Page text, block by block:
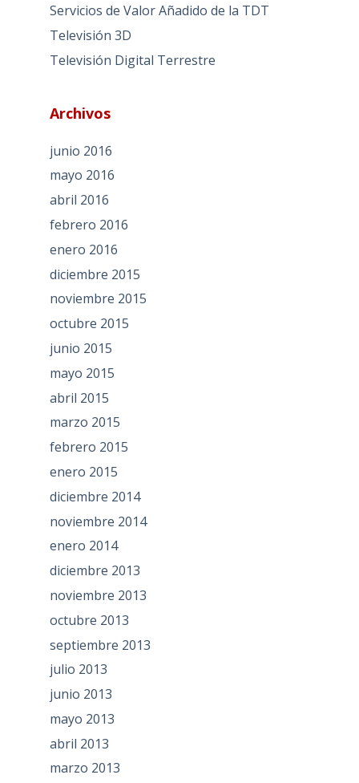
Servicios de Valor Añadido de la TDT
Televisión 3D
Televisión Digital Terrestre
Archivos
junio 2016
mayo 2016
abril 2016
febrero 2016
enero 2016
diciembre 2015
noviembre 2015
octubre 2015
junio 2015
mayo 2015
abril 2015
marzo 2015
febrero 2015
enero 2015
diciembre 2014
noviembre 2014
enero 2014
diciembre 2013
noviembre 2013
octubre 2013
septiembre 2013
julio 2013
junio 2013
mayo 2013
abril 2013
marzo 2013